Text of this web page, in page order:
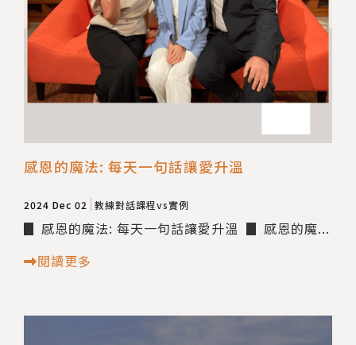
感恩的魔法: 每天一句話讓愛升溫
2024 Dec 02 教練對話課程vs實例
▊ 感恩的魔法: 每天一句話讓愛升溫 ▊ 感恩的魔...
閱讀更多